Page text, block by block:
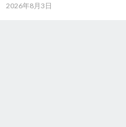
2026年8月3日